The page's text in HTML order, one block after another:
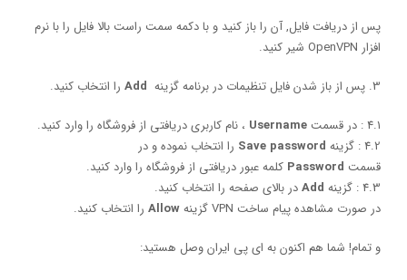
پس از دریافت فایل, آن را باز کنید و با دکمه سمت راست بالا فایل را با نرم
افزار OpenVPN شیر کنید.
3. پس از باز شدن فایل تنظیمات در برنامه گزینه Addرا انتخاب کنید.
4.۱ : در قسمت Username ، نام کاربری دریافتی از فروشگاه را وارد کنید.
4.2 : گزینه
Save password را انتخاب نموده و در
قسمت Password کلمه عبور دریافتی از فروشگاه را وارد کنید.
4.3 : گزینه
Addدر بالای صفحه را انتخاب کنید.
در صورت مشاهده پیام ساخت VPN گزینه
Allowرا انتخاب کنید.
و تمام! شما هم اکنون به ای پی ایران وصل هستید: